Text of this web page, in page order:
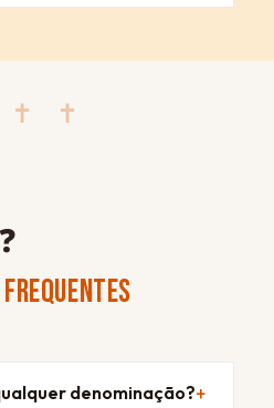
✝ ✝
❓
FREQUENTES
denominação?